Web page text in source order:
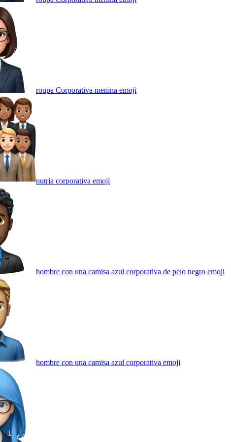
roupa Corporativa menina emoji
nutria corporativa emoji
hombre con una camisa azul corporativa de pelo negro emoji
hombre con una camisa azul corporativa emoji